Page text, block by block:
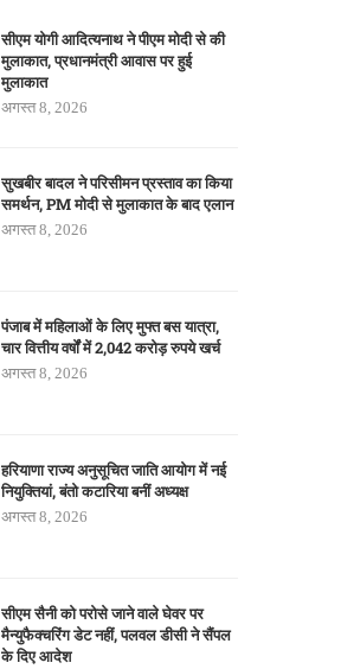
सीएम योगी आदित्यनाथ ने पीएम मोदी से की
मुलाकात, प्रधानमंत्री आवास पर हुई
मुलाकात
अगस्त 8, 2026
सुखबीर बादल ने परिसीमन प्रस्ताव का किया
समर्थन, PM मोदी से मुलाकात के बाद एलान
अगस्त 8, 2026
पंजाब में महिलाओं के लिए मुफ्त बस यात्रा,
चार वित्तीय वर्षों में 2,042 करोड़ रुपये खर्च
अगस्त 8, 2026
हरियाणा राज्य अनुसूचित जाति आयोग में नई
नियुक्तियां, बंतो कटारिया बनीं अध्यक्ष
अगस्त 8, 2026
सीएम सैनी को परोसे जाने वाले घेवर पर
मैन्युफैक्चरिंग डेट नहीं, पलवल डीसी ने सैंपल
के दिए आदेश